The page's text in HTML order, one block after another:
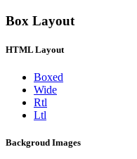
Box Layout
HTML Layout
Boxed
Wide
Rtl
Ltl
Backgroud Images